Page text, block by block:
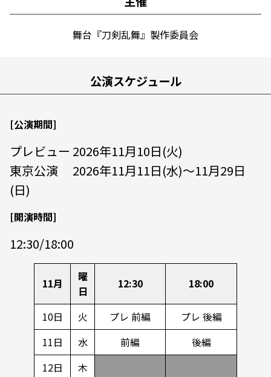
舞台『刀剣乱舞』製作委員会
公演スケジュール
[公演期間]
プレビュー 2026年11月10日(火)
東京公演 2026年11月11日(水)～11月29日
(日)
[開演時間]
12:30/18:00
11月
曜
日
12:30 18:00
10日 火 プレ 前編
プレ 後編
11日
水 前編
後編
12日
木